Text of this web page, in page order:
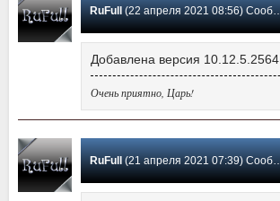
RuFull (22 апреля 2021 08:56) Сообщение #240
Добавлена версия 10.12.5.2564
Очень приятно, Царь!
RuFull (21 апреля 2021 07:39) Сообщение #239